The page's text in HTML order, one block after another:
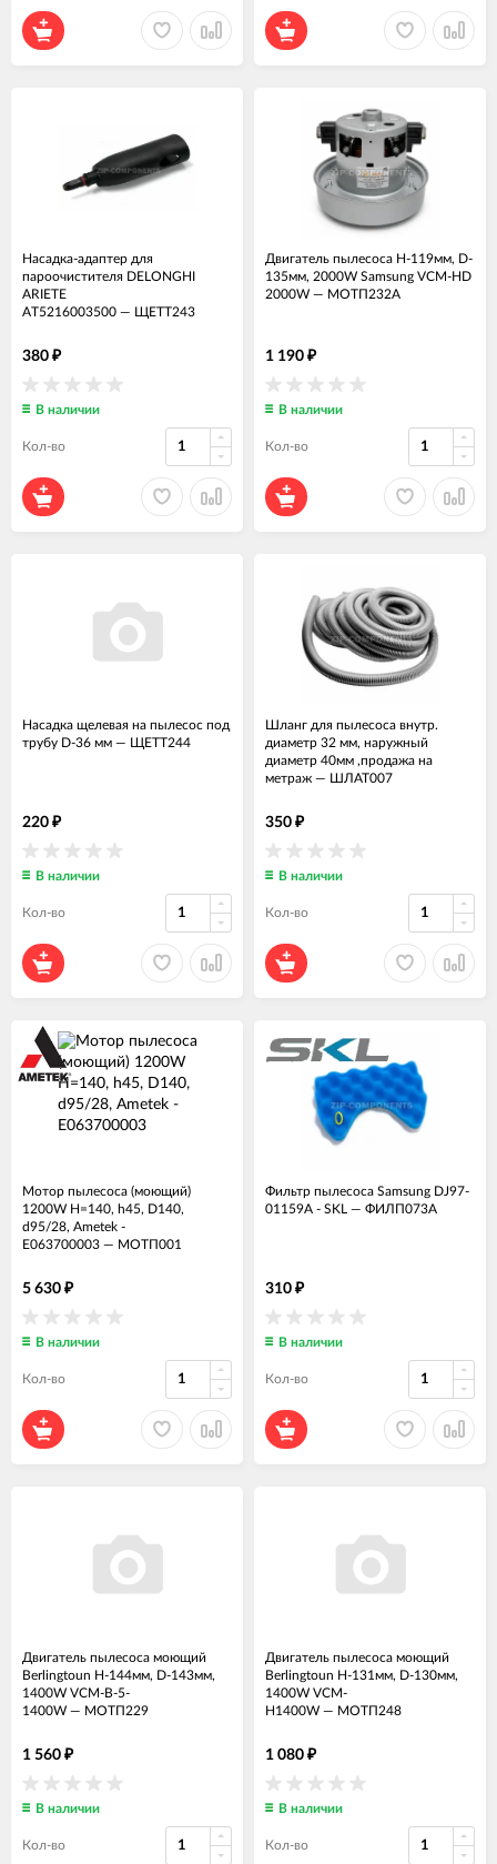
Насадка-адаптер для
пароочистителя DELONGHI
ARIETE
AT5216003500 — ЩЕТТ243
380 ₽
В наличии
Кол-во
Двигатель пылесоса H-119мм, D-
135мм, 2000W Samsung VCM-HD
2000W — МОТП232А
1 190 ₽
В наличии
Кол-во
Насадка щелевая на пылесос под
трубу D-36 мм — ЩЕТТ244
220 ₽
В наличии
Кол-во
Шланг для пылесоса внутр.
диаметр 32 мм, наружный
диаметр 40мм ,продажа на
метраж — ШЛАТ007
350 ₽
В наличии
Кол-во
Мотор пылесоса (моющий)
1200W H=140, h45, D140,
d95/28, Ametek -
E063700003 — МОТП001
5 630 ₽
В наличии
Кол-во
Фильтр пылесоса Samsung DJ97-
01159A - SKL — ФИЛП073А
310 ₽
В наличии
Кол-во
Двигатель пылесоса моющий
Berlingtoun H-144мм, D-143мм,
1400W VCM-B-5-
1400W — МОТП229
1 560 ₽
В наличии
Кол-во
Двигатель пылесоса моющий
Berlingtoun H-131мм, D-130мм,
1400W VCM-
H1400W — МОТП248
1 080 ₽
В наличии
Кол-во